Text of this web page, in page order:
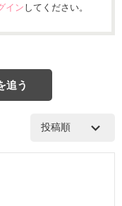
イン してください。
追う